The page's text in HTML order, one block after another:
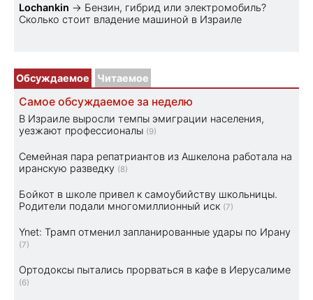
Lochankin → Бензин, гибрид или электромобиль?
Cколько стоит владение машиной в Израиле
Обсуждаемое Читаемое
Самое обсуждаемое за неделю
В Израиле выросли темпы эмиграции населения,
уезжают профессионалы (9)
Семейная пара репатриантов из Ашкелона работала на
иранскую разведку (8)
Бойкот в школе привел к самоубийству школьницы.
Родители подали многомиллионный иск (7)
Ynet: Трамп отменил запланированные удары по Ирану
(7)
Ортодоксы пытались прорваться в кафе в Иерусалиме
(6)